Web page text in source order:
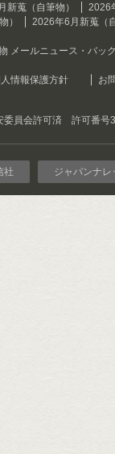
新蒐（自筆物）
2026
）
2026年6月新蒐（
メールニュース・バッ
情報保護方針
お
委員会許可済 許可番号
社 ジャパンナレ